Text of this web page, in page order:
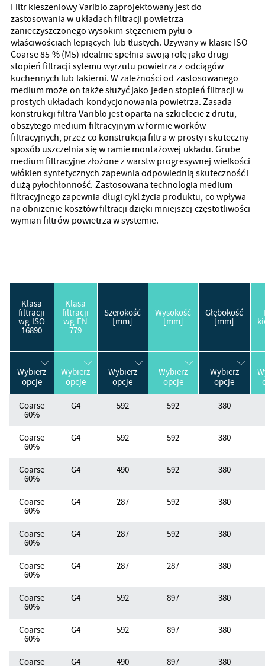
Filtr kieszeniowy Variblo zaprojektowany jest do
zastosowania w układach filtracji powietrza
zanieczyszczonego wysokim stężeniem pyłu o
właściwościach lepiących lub tłustych. Używany w klasie ISO
Coarse 85 % (M5) idealnie spełnia swoją rolę jako drugi
stopień filtracji sytemu wyrzutu powietrza z odciągów
kuchennych lub lakierni. W zależności od zastosowanego
medium może on także służyć jako jeden stopień filtracji w
prostych układach kondycjonowania powietrza. Zasada
konstrukcji filtra Variblo jest oparta na szkielecie z drutu,
obszytego medium filtracyjnym w formie worków
filtracyjnych, przez co konstrukcja filtra w prosty i skuteczny
sposób uszczelnia się w ramie montażowej układu. Grube
medium filtracyjne złożone z warstw progresywnej wielkości
włókien syntetycznych zapewnia odpowiednią skuteczność i
dużą pyłochłonność. Zastosowana technologia medium
filtracyjnego zapewnia długi cykl życia produktu, co wpływa
na obniżenie kosztów filtracji dzięki mniejszej częstotliwości
wymian filtrów powietrza w systemie.
Klasa
filtracji
wg ISO
16890
Klasa
filtracji
wg EN
779
Szerokość
[mm]
Wysokość
[mm]
Głębokość
[mm]
Wybierz
opcje
Wybierz
opcje
Wybierz
opcje
Wybierz
opcje
Wybierz
opcje
Coarse
60%
G4 592 592 380
Coarse
60%
G4 592 592 380
Coarse
60%
G4 490 592 380
Coarse
60%
G4 287 592 380
Coarse
60%
G4 287 592 380
Coarse
60%
G4 287 287 380
Coarse
60%
G4 592 897 380
Coarse
60%
G4 592 897 380
Coarse G4 490 897 380